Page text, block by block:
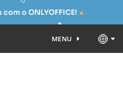
com o ONLYOFFICE!
MENU